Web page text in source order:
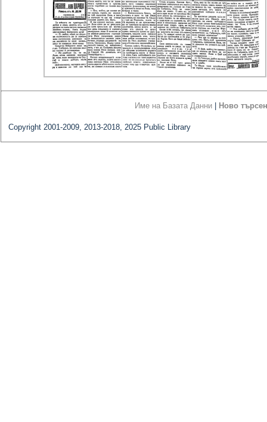
Име на Базата Данни Ново
Copyright 2001-2009, 2013-2018, 2025 Public Library